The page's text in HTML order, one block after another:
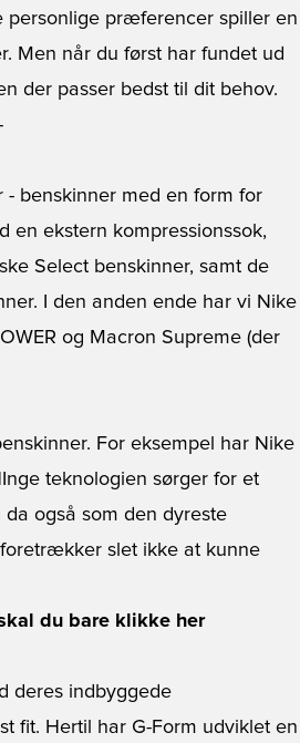
personlige præferencer spiller en
Men når du først har fundet ud
der passer bedst til dit behov.
benskinner med en form for
en ekstern kompressionssok,
Select benskinner, samt de
I den anden ende har vi Nike
og Macron Supreme (der
For eksempel har Nike
teknologien sørger for et
også som den dyreste
slet ikke at kunne
du bare klikke her
deres indbyggede
fit. Hertil har G-Form udviklet en